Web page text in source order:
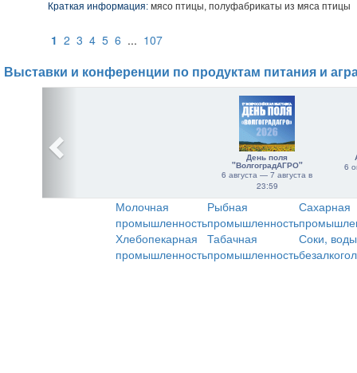
Краткая информация: мясо птицы, полуфабрикаты из мяса птицы
1 2 3 4 5 6 ... 107
Выставки и конференции по продуктам питания и
День поля
"ВолгоградАГРО"
6 августа — 7 августа в
23:59
6
Молочная
промышленность
Рыбная
промышленность
Сахарная
Хлебопекарная
промышленность
Табачная
промышленность
Соки,